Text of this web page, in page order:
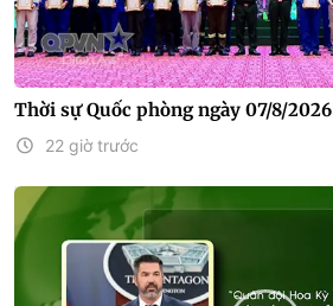
Thời sự Quốc phòng ngày 07/8/2026
22 giờ trước